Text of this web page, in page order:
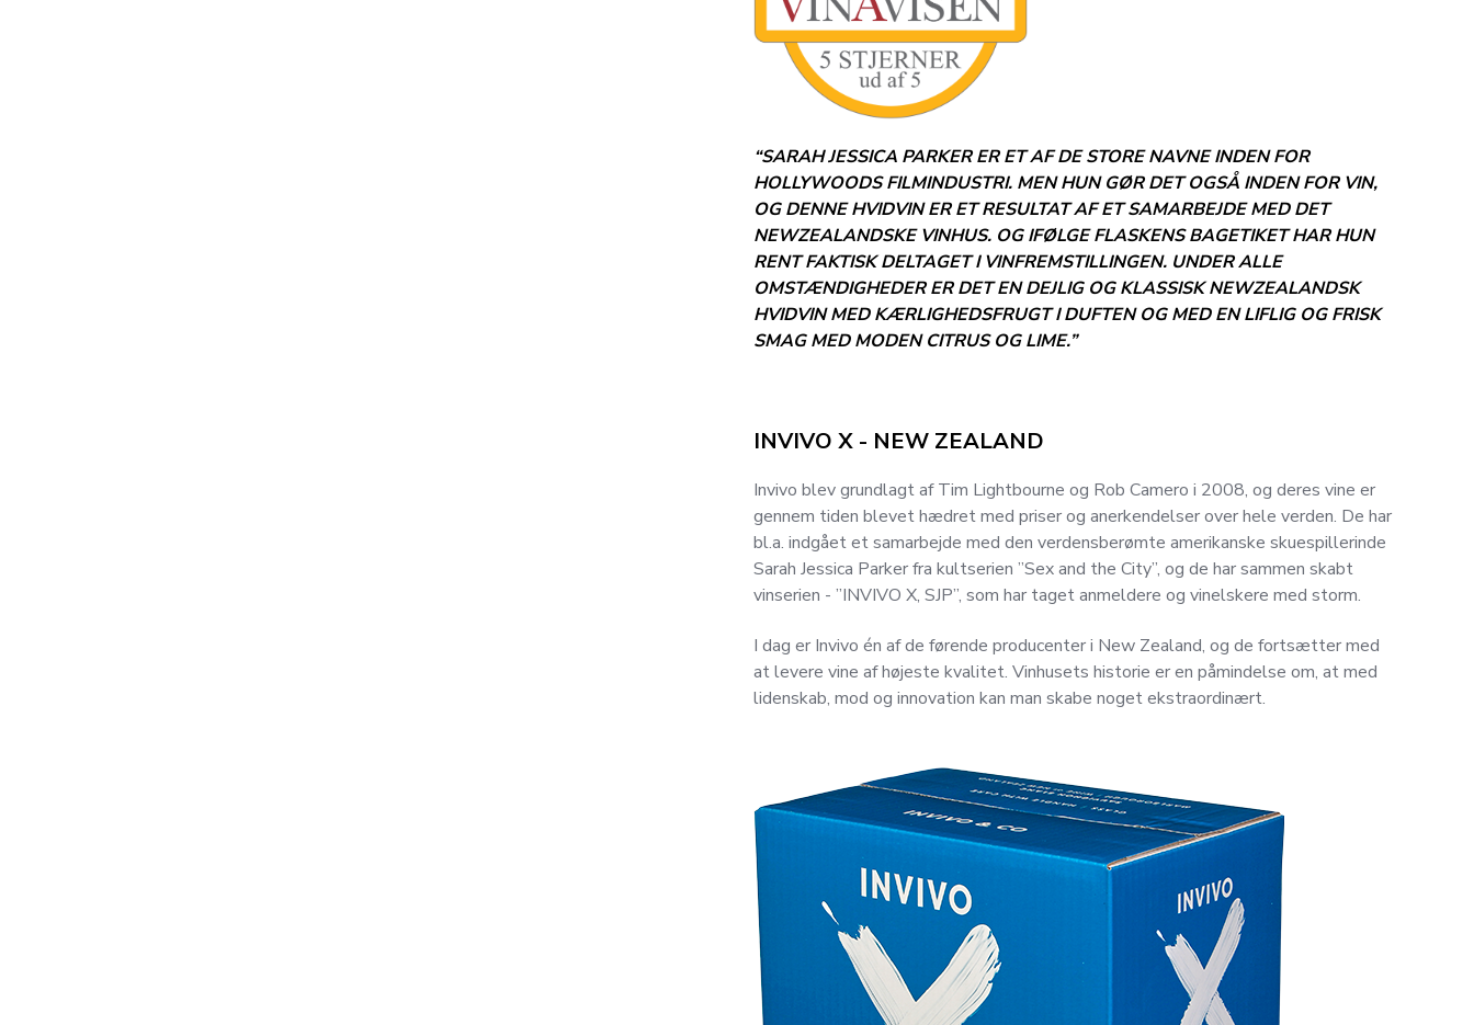
“SARAH JESSICA PARKER ER ET AF DE STORE NAVNE INDEN FOR
HOLLYWOODS FILMINDUSTRI. MEN HUN GØR DET OGSÅ INDEN FOR VIN,
OG DENNE HVIDVIN ER ET RESULTAT AF ET SAMARBEJDE MED DET
NEWZEALANDSKE VINHUS. OG IFØLGE FLASKENS BAGETIKET HAR HUN
RENT FAKTISK DELTAGET I VINFREMSTILLINGEN. UNDER ALLE
OMSTÆNDIGHEDER ER DET EN DEJLIG OG KLASSISK NEWZEALANDSK
HVIDVIN MED KÆRLIGHEDSFRUGT I DUFTEN OG MED EN LIFLIG OG FRISK
SMAG MED MODEN CITRUS OG LIME.”
INVIVO X - NEW ZEALAND
Invivo blev grundlagt af Tim Lightbourne og Rob Camero i 2008, og deres vine er
gennem tiden blevet hædret med priser og anerkendelser over hele verden. De har
bl.a. indgået et samarbejde med den verdensberømte amerikanske skuespillerinde
Sarah Jessica Parker fra kultserien ”Sex and the City”, og de har sammen skabt
vinserien - ”INVIVO X, SJP”, som har taget anmeldere og vinelskere med storm.
I dag er Invivo én af de førende producenter i New Zealand, og de fortsætter med
at levere vine af højeste kvalitet. Vinhusets historie er en påmindelse om, at med
lidenskab, mod og innovation kan man skabe noget ekstraordinært.